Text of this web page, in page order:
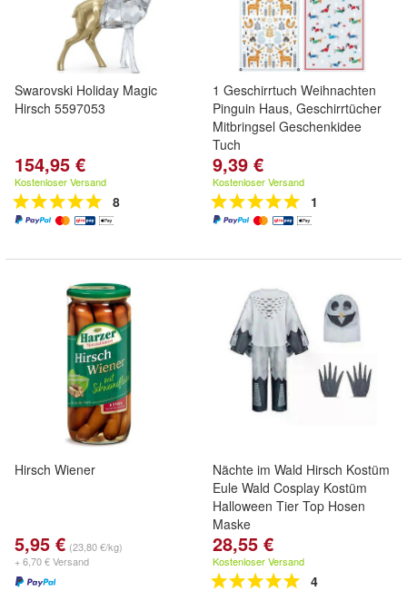
Swarovski Holiday Magic
Hirsch 5597053
154,95 €
Kostenloser Versand
8
1 Geschirrtuch Weihnachten
Pinguin Haus, Geschirrtücher
Mitbringsel Geschenkidee
Tuch
9,39 €
Kostenloser Versand
1
Hirsch Wiener
5,95 € (23,80 €/kg)
+ 6,70 € Versand
Nächte im Wald Hirsch Kostüm
Eule Wald Cosplay Kostüm
Halloween Tier Top Hosen
Maske
28,55 €
Kostenloser Versand
4